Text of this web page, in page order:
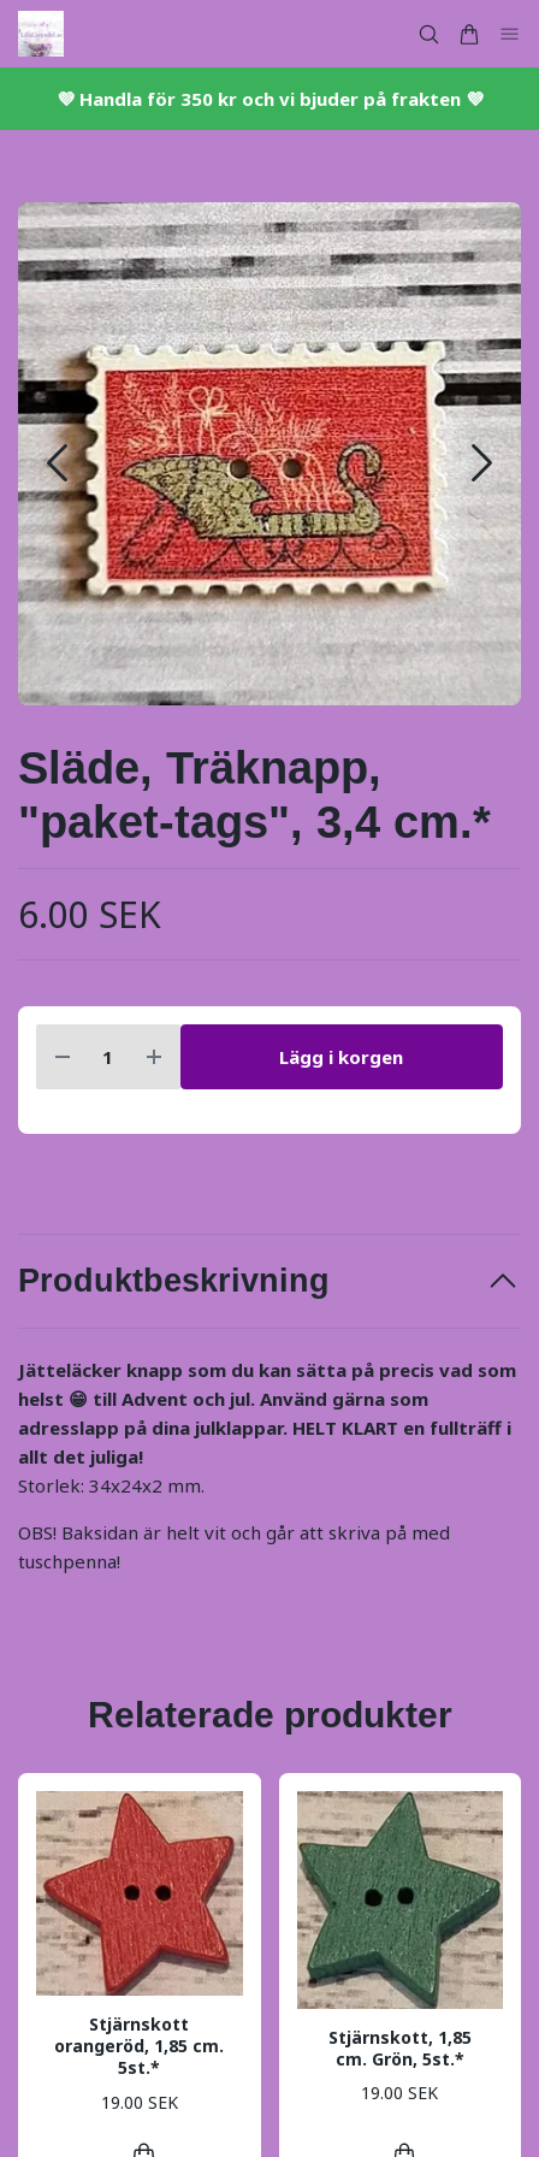
💜 ​Handla för 350 kr och vi bjuder på frakten 💜​
Släde, Träknapp,
"paket-tags", 3,4 cm.*
6.00 SEK
Lägg i korgen
Produktbeskrivning
Jätteläcker knapp som du kan sätta på precis vad som
helst 😁 till Advent och jul. Använd gärna som
adresslapp på dina julklappar. HELT KLART en fullträff i
allt det juliga!
Storlek: 34x24x2 mm.
OBS! Baksidan är helt vit och går att skriva på med
tuschpenna!
Relaterade produkter
Stjärnskott
orangeröd, 1,85 cm.
5st.*
19.00 SEK
Stjärnskott, 1,85
cm. Grön, 5st.*
19.00 SEK